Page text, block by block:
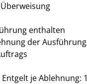
enthalten
der
je Ablehnung: